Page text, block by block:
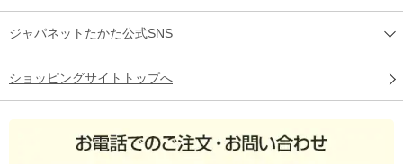
ジャパネットたかた公式SNS
ショッピングサイトトップへ